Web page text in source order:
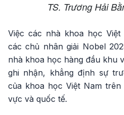
TS. Trương Hải
Việc các nhà khoa học
các chủ nhân giải Nobel
nhà khoa học hàng đầu khu
ghi nhận, khẳng định sự
của khoa học Việt Nam
vực và quốc tế.